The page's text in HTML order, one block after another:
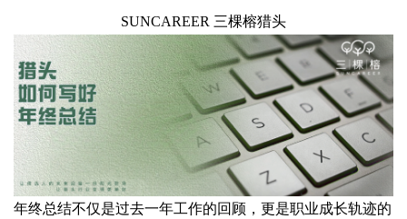
SUNCAREER 三棵榕猎头
年终总结不仅是过去一年工作的回顾，更是职业成长轨迹的